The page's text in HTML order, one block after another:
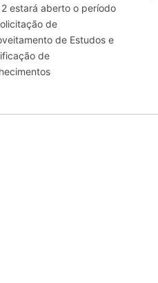
estará aberto o período
de
de Estudos e
de